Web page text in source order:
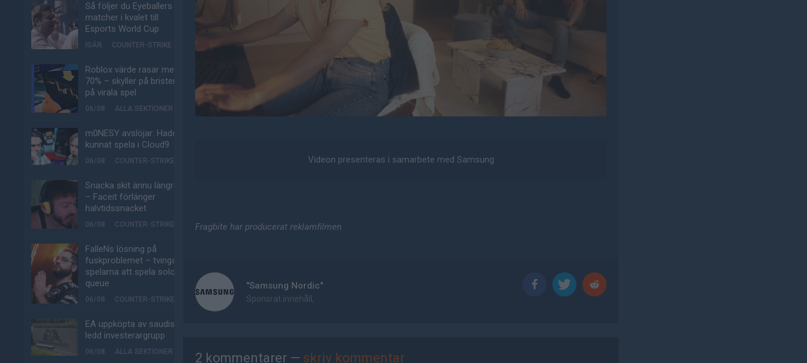
Så följer du Eyeballers
matcher i kvalet till
Esports World Cup
IGÅR COUNTER-STRIKE
Roblox värde rasar med
70% – skyller på bristen
på virala spel
06/08 ALLA SEKTIONER
m0NESY avslöjar: Hade
kunnat spela i Cloud9
06/08 COUNTER-STRIKE
Snacka skit ännu längre
– Faceit förlänger
halvtidssnacket
06/08 COUNTER-STRIKE
FalleNs lösning på
fuskproblemet – tvinga
spelarna att spela solo-
queue
06/08 COUNTER-STRIKE
EA uppköpta av saudisk-
ledd investerargrupp
06/08 ALLA SEKTIONER
Videon presenteras i samarbete med Samsung
Fragbite har producerat reklamfilmen
"Samsung Nordic"
Sponsrat innehåll,
2 kommentarer — skriv kommentar